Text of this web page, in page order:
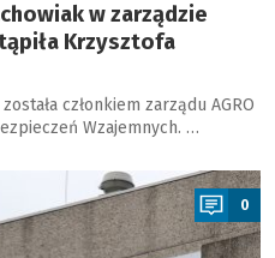
w zarządzie
Krzysztofa
członkiem zarządu AGRO
Wzajemnych. …
0